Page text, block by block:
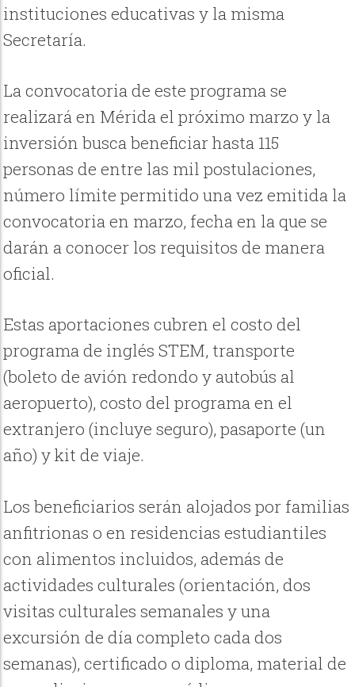
instituciones educativas y la misma
Secretaría.
La convocatoria de este programa se
realizará en Mérida el próximo marzo y la
inversión busca beneficiar hasta 115
personas de entre las mil postulaciones,
número límite permitido una vez emitida la
convocatoria en marzo, fecha en la que se
darán a conocer los requisitos de manera
oficial.
Estas aportaciones cubren el costo del
programa de inglés STEM, transporte
(boleto de avión redondo y autobús al
aeropuerto), costo del programa en el
extranjero (incluye seguro), pasaporte (un
año) y kit de viaje.
Los beneficiarios serán alojados por familias
anfitrionas o en residencias estudiantiles
con alimentos incluidos, además de
actividades culturales (orientación, dos
visitas culturales semanales y una
excursión de día completo cada dos
semanas), certificado o diploma, material de